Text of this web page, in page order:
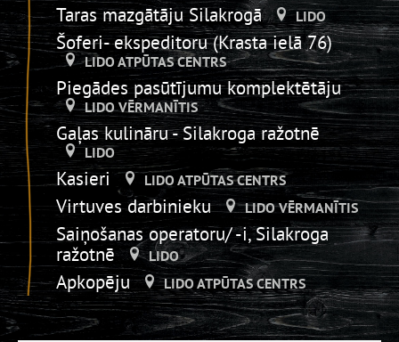
Taras mazgātāju Silakrogā LIDO
Šoferi- ekspeditoru (Krasta ielā 76)
LIDO ATPŪTAS CENTRS
Piegādes pasūtījumu komplektētāju
LIDO VĒRMANĪTIS
Gaļas kulināru - Silakroga ražotnē
LIDO
Kasieri LIDO ATPŪTAS CENTRS
Virtuves darbinieku LIDO VĒRMANĪTIS
Saiņošanas operatoru/ -i, Silakroga
ražotnē
LIDO
Apkopēju LIDO ATPŪTAS CENTRS
Piegādes pasūtījumu komplektētāju
LIDO DZIRNAVAS